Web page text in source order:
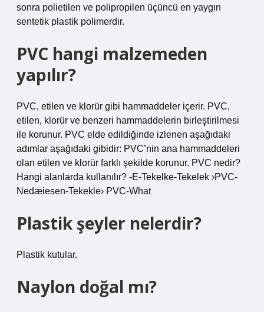
sonra polietilen ve polipropilen üçüncü en yaygın
sentetik plastik polimerdir.
PVC hangi malzemeden
yapılır?
PVC, etilen ve klorür gibi hammaddeler içerir. PVC,
etilen, klorür ve benzeri hammaddelerin birleştirilmesi
ile korunur. PVC elde edildiğinde izlenen aşağıdaki
adımlar aşağıdaki gibidir: PVC’nin ana hammaddeleri
olan etilen ve klorür farklı şekilde korunur. PVC nedir?
Hangi alanlarda kullanılır? -E-Tekelke-Tekelek ›PVC-
Nedæiesen-Tekekle› PVC-What
Plastik şeyler nelerdir?
Plastik kutular.
Naylon doğal mı?